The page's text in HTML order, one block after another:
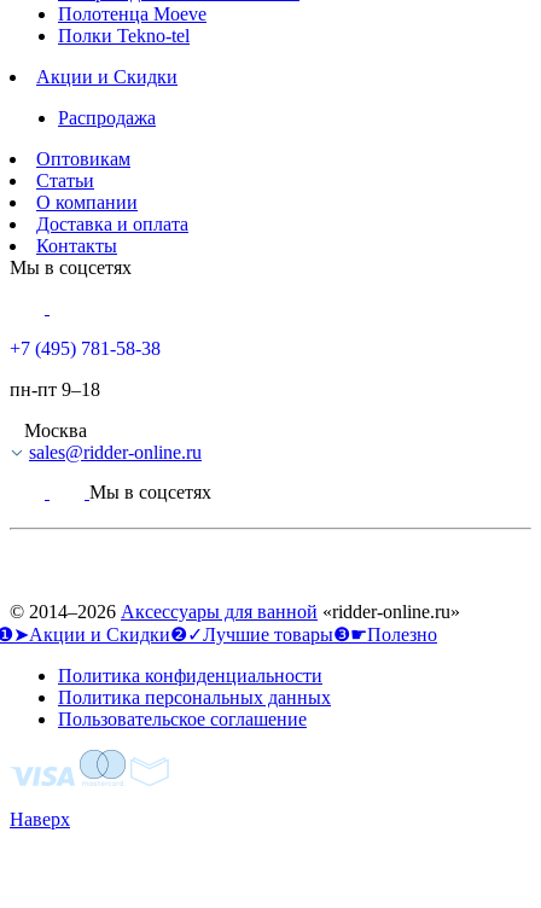
Полотенца Moeve
Полки Tekno-tel
Акции и Скидки
Распродажа
Оптовикам
Статьи
О компании
Доставка и оплата
Контакты
Мы в соцсетях
+7 (495) 781-58-38
пн-пт 9–18
Москва
sales@ridder-online.ru
Мы в соцсетях
© 2014–2026 Аксессуары для ванной «ridder-online.ru»
и Скидки❷✓Лучшие товары❸☛Полезно
Политика конфиденциальности
Политика персональных данных
Пользовательское соглашение
Наверх